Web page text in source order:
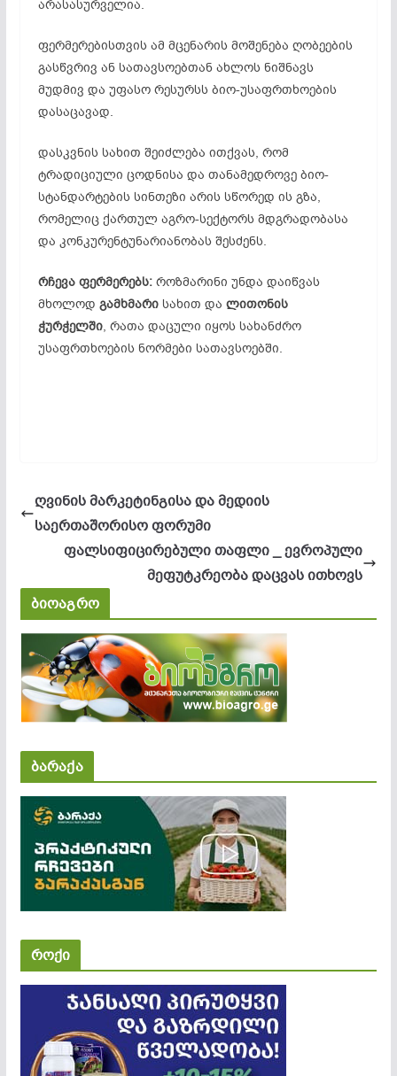
არასასურველია.
ფერმერებისთვის ამ მცენარის მოშენება ღობეების
გასწვრივ ან სათავსოებთან ახლოს ნიშნავს
მუდმივ და უფასო რესურსს ბიო-უსაფრთხოების
დასაცავად.
დასკვნის სახით შეიძლება ითქვას, რომ
ტრადიციული ცოდნისა და თანამედროვე ბიო-
სტანდარტების სინთეზი არის სწორედ ის გზა,
რომელიც ქართულ აგრო-სექტორს მდგრადობასა
და კონკურენტუნარიანობას შესძენს.
რჩევა ფერმერებს:როზმარინი უნდა დაიწვას
მხოლოდ გამხმარისახით და ლითონის
ჭურჭელში, რათა დაცული იყოს სახანძრო
უსაფრთხოების ნორმები სათავსოებში.
ღვინის მარკეტინგისა და მედიის
საერთაშორისო ფორუმი
ფალსიფიცირებული თაფლი _ ევროპული
მეფუტკრეობა დაცვას ითხოვს
ბიოაგრო
ბარაქა
როქი